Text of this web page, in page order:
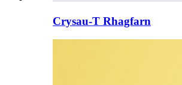
Crysau-T Rhagfarn